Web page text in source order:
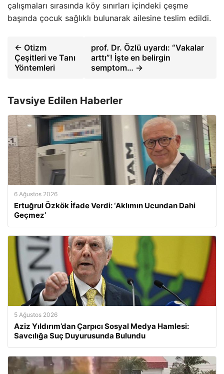
çalışmaları sırasında köy sınırları içindeki çeşme
başında çocuk sağlıklı bulunarak ailesine teslim edildi.
← Otizm
Çeşitleri ve Tanı
Yöntemleri
prof. Dr. Özlü uyardı: “Vakalar
arttı”! İşte en belirgin
semptom… →
Tavsiye Edilen Haberler
6 Ağustos 2026
Ertuğrul Özkök İfade Verdi: ‘Aklımın Ucundan Dahi
Geçmez’
5 Ağustos 2026
Aziz Yıldırım’dan Çarpıcı Sosyal Medya Hamlesi:
Savcılığa Suç Duyurusunda Bulundu